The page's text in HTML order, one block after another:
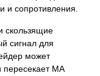
и сопротивления.
скользящие
сигнал для
может
пересекает МА